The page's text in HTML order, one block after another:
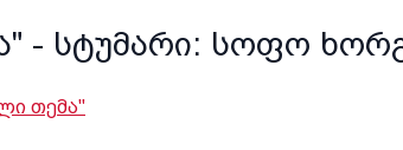
- სტუმარი: სოფო
თემა"